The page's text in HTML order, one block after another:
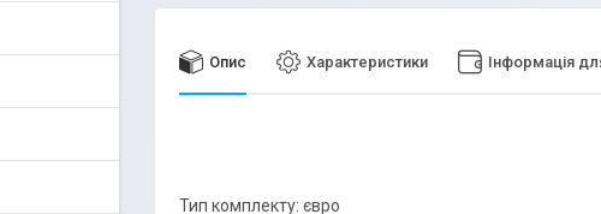
Опис Характеристики Інформація
Тип комплекту: євро